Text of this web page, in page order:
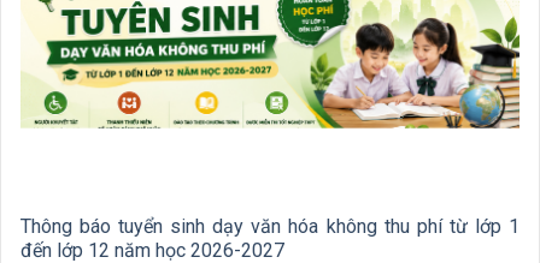
Thông báo tuyển sinh dạy văn hóa không thu phí từ lớp 1
đến lớp 12 năm học 2026-2027